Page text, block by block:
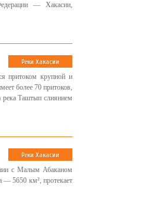
— Хакасии,
Реки Хакасии
притоком крупной и
более 70 притоков,
Таштып слиянием
Реки Хакасии
с Малым Абаканом
— 5650 км², протекает